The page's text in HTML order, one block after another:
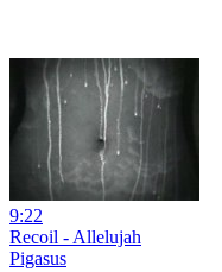
9:22
Recoil - Allelujah
Pigasus